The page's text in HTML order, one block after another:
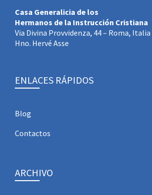
Casa Generalicia de los
Hermanos de la Instrucción Cristiana
Via Divina Provvidenza, 44 – Roma, Italia
Hno. Hervé Asse
ENLACES RÁPIDOS
Blog
Contactos
ARCHIVO